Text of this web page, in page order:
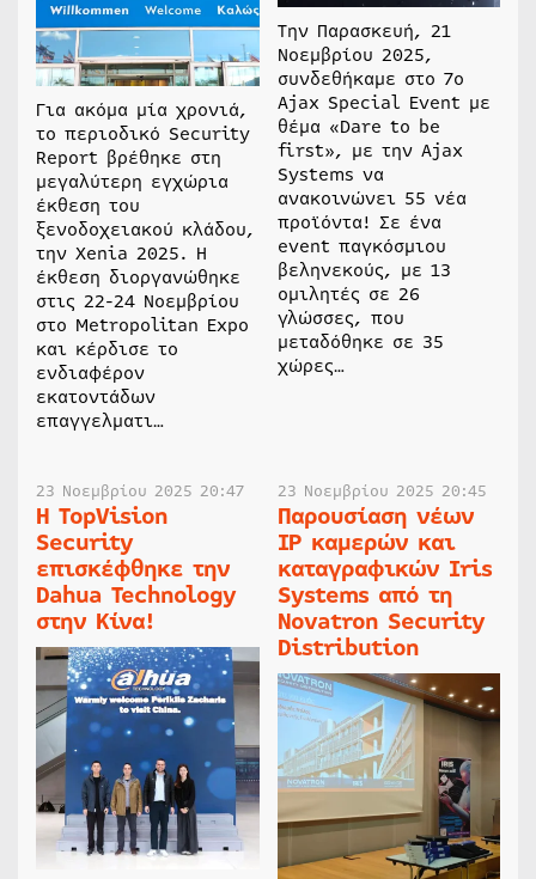
Για ακόμα μία χρονιά,
το περιοδικό Security
Report βρέθηκε στη
μεγαλύτερη εγχώρια
έκθεση του
ξενοδοχειακού κλάδου,
την Xenia 2025. Η
έκθεση διοργανώθηκε
στις 22-24 Νοεμβρίου
στο Metropolitan Expo
και κέρδισε το
ενδιαφέρον
εκατοντάδων
επαγγελματι…
Την Παρασκευή, 21
Νοεμβρίου 2025,
συνδεθήκαμε στο 7ο
Ajax Special Event με
θέμα «Dare to be
first», με την Ajax
Systems να
ανακοινώνει 55 νέα
προϊόντα! Σε ένα
event παγκόσμιου
βεληνεκούς, με 13
ομιλητές σε 26
γλώσσες, που
μεταδόθηκε σε 35
χώρες…
23 Νοεμβρίου 2025 20:47
Η ΤopVision
Security
επισκέφθηκε την
Dahua Technology
στην Κίνα!
23 Νοεμβρίου 2025 20:45
Παρουσίαση νέων
IP καμερών και
καταγραφικών Iris
Systems από τη
Novatron Security
Distribution